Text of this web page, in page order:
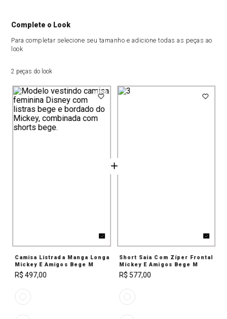
Complete o Look
Para completar selecione seu tamanho e adicione todas as peças ao
look
2 peças do look
Camisa Listrada Manga Longa
Mickey E Amigos Bege M
R$ 497,00
Short Saia Com Zíper Frontal
Mickey E Amigos Bege M
R$ 577,00